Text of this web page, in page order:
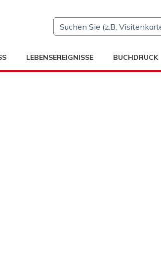
LEBENSEREIGNISSE BUCHDRUCK